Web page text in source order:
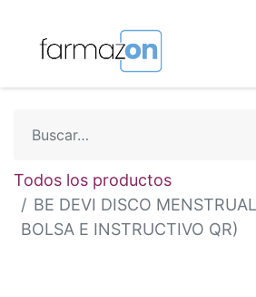
Todos los productos
BE DEVI DISCO
BOLSA E INSTRUCTIVO QR)